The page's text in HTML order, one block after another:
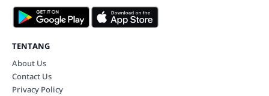
TENTANG
About Us
Contact Us
Privacy Policy